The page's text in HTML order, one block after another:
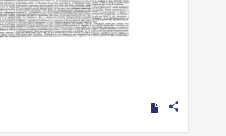
share